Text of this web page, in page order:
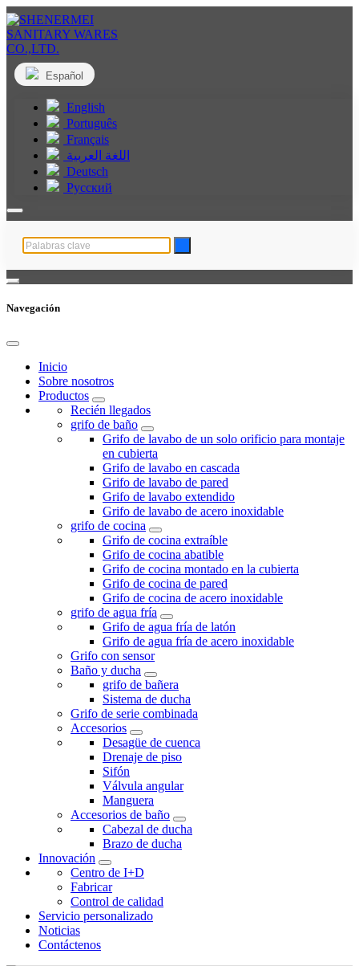
Español
English
Português
Français
اللغة العربية
Deutsch
Русский
Navegación
Inicio
Sobre nosotros
Productos
Recién llegados
grifo de baño
Grifo de lavabo de un solo orificio para montaje
en cubierta
Grifo de lavabo en cascada
Grifo de lavabo de pared
Grifo de lavabo extendido
Grifo de lavabo de acero inoxidable
grifo de cocina
Grifo de cocina extraíble
Grifo de cocina abatible
Grifo de cocina montado en la cubierta
Grifo de cocina de pared
Grifo de cocina de acero inoxidable
grifo de agua fría
Grifo de agua fría de latón
Grifo de agua fría de acero inoxidable
Grifo con sensor
Baño y ducha
grifo de bañera
Sistema de ducha
Grifo de serie combinada
Accesorios
Desagüe de cuenca
Drenaje de piso
Sifón
Válvula angular
Manguera
Accesorios de baño
Cabezal de ducha
Brazo de ducha
Innovación
Centro de I+D
Fabricar
Control de calidad
Servicio personalizado
Noticias
Contáctenos